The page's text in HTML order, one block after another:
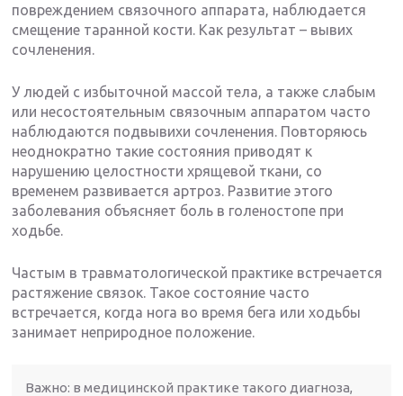
повреждением связочного аппарата, наблюдается
смещение таранной кости. Как результат – вывих
сочленения.
У людей с избыточной массой тела, а также слабым
или несостоятельным связочным аппаратом часто
наблюдаются подвывихи сочленения. Повторяюсь
неоднократно такие состояния приводят к
нарушению целостности хрящевой ткани, со
временем развивается артроз. Развитие этого
заболевания объясняет боль в голеностопе при
ходьбе.
Частым в травматологической практике встречается
растяжение связок. Такое состояние часто
встречается, когда нога во время бега или ходьбы
занимает неприродное положение.
Важно: в медицинской практике такого диагноза,